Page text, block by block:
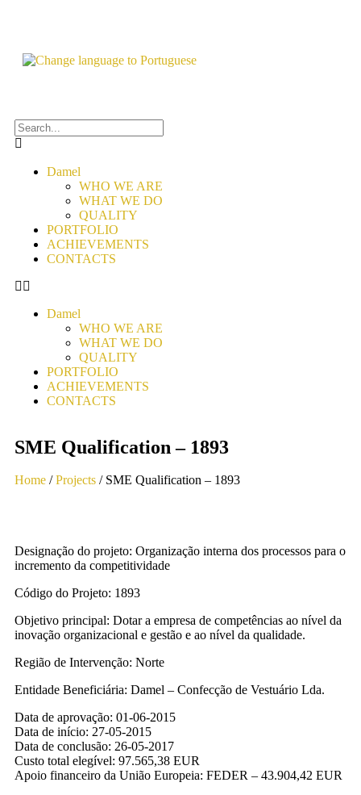
Damel
WHO WE ARE
WHAT WE DO
QUALITY
PORTFOLIO
ACHIEVEMENTS
CONTACTS
Damel
WHO WE ARE
WHAT WE DO
QUALITY
PORTFOLIO
ACHIEVEMENTS
CONTACTS
SME Qualification – 1893
Home /Projects / SME Qualification – 1893
Designação do projeto: Organização interna dos processos para o
incremento da competitividade
Código do Projeto: 1893
Objetivo principal: Dotar a empresa de competências ao nível da
inovação organizacional e gestão e ao nível da qualidade.
Região de Intervenção: Norte
Entidade Beneficiária: Damel – Confecção de Vestuário Lda.
Data de aprovação: 01-06-2015
Data de início: 27-05-2015
Data de conclusão: 26-05-2017
Custo total elegível: 97.565,38 EUR
Apoio financeiro da União Europeia: FEDER – 43.904,42 EUR